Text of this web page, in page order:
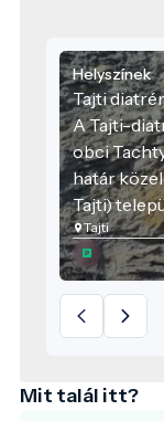
Helyszínek
Tajti
A Tajti-
obci
határ
Tajti)
vulkáni
Tajti
Mit talál itt?